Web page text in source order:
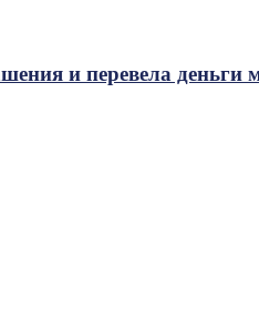
и перевела